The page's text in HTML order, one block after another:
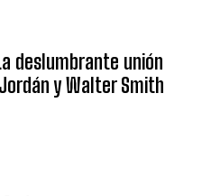
deslumbrante unión
y Walter Smith